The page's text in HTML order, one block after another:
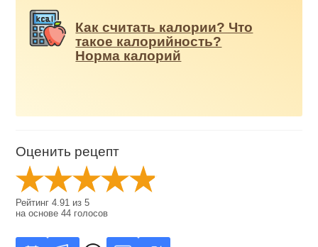
Как считать калории? Что
такое калорийность?
Норма калорий
Оценить рецепт
Рейтинг4.91 из5
на основе44 голосов